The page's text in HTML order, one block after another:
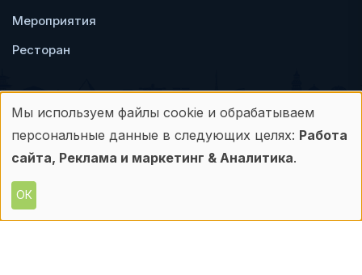
Мероприятия
Ресторан
Пользовательское
соглашение
Политика
конфиденциальности
Любое использование материалов с данного
Использование
персональных
данных
и
Мы используем файлы cookie и обрабатываем
персональные данные в следующих целях: Работа
сайта, Реклама и маркетинг & Аналитика.
ОК